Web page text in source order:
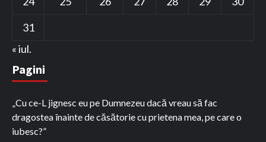
31
« iul.
Pagini
„Cu ce-L jignesc eu pe Dumnezeu dacă vreau să fac
dragostea înainte de căsătorie cu prietena mea, pe care o
iubesc?”